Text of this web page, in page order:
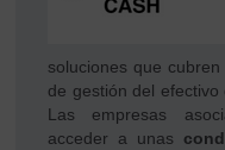
soluciones que
de gestión del efectivo
Las empresas
acceder a unas